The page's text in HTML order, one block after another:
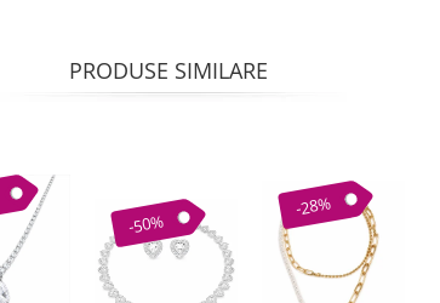
PRODUSE SIMILARE
-50%
-28%